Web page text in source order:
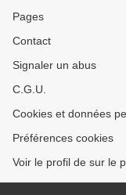
Pages
Contact
Signaler un abus
C.G.U.
Cookies et données
Préférences cookies
Voir le profil de sur le